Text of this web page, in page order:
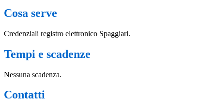
Cosa serve
Credenziali registro elettronico Spaggiari.
Tempi e scadenze
Nessuna scadenza.
Contatti